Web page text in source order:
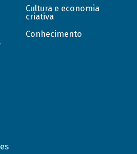
Cultura e economia
criativa
Conhecimento